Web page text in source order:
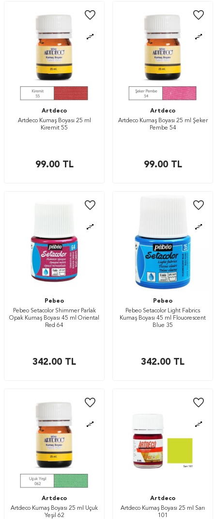
Artdeco
Artdeco Kumaş Boyası 25 ml
Kiremit 55
99.00TL
Artdeco
Artdeco Kumaş Boyası 25 ml Şeker
Pembe 54
99.00TL
Pebeo
Pebeo Setacolor Shimmer Parlak
Opak Kumaş Boyası 45 ml Oriental
Red 64
342.00 TL
Pebeo
Pebeo Setacolor Light Fabrics
Kumaş Boyası 45 ml Flouorescent
Blue 35
342.00 TL
Artdeco
Artdeco Kumaş Boyası 25 ml Uçuk
Yeşil 62
Artdeco
Artdeco Kumaş Boyası 25 ml Sarı
101